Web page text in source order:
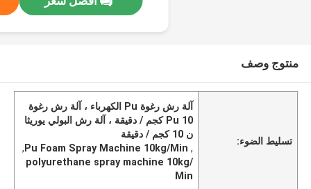
منتوج وصف
تسليط الضوء:
آلة رش رغوة Pu الكهرباء ، آلة رش رغوة
Pu 10 كجم / دقيقة ، آلة رش البولي يوريثا
ن 10 كجم / دقيقة
,
Pu Foam Spray Machine 10kg/Min
,
polyurethane spray machine 10kg/
Min